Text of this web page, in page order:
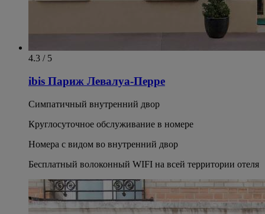
4.3 / 5
ibis Париж Левалуа-Перре
Симпатичный внутренний двор
Круглосуточное обслуживание в номере
Номера с видом во внутренний двор
Бесплатный волоконный WIFI на всей территории отеля